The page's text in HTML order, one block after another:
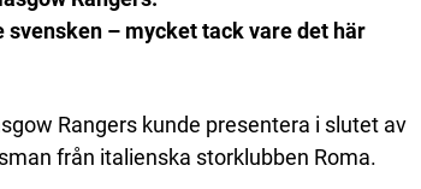
– mycket tack vare det här
Rangers kunde presentera i slutet av
från italienska storklubben Roma.